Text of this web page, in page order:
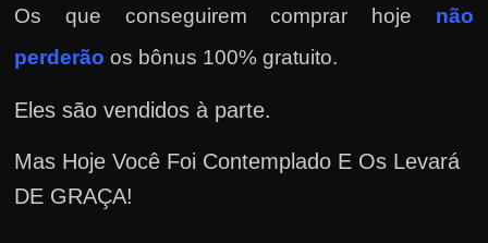
Os que conseguirem comprar hoje não
perderão os bônus 100% gratuito.
Eles são vendidos à parte.
Mas Hoje Você Foi Contemplado E Os Levará
DE GRAÇA!